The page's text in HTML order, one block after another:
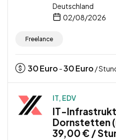
Deutschland
02/08/2026
Freelance
30Euro -30Euro /
IT, EDV
IT-
Dornstetten
39,00 € /